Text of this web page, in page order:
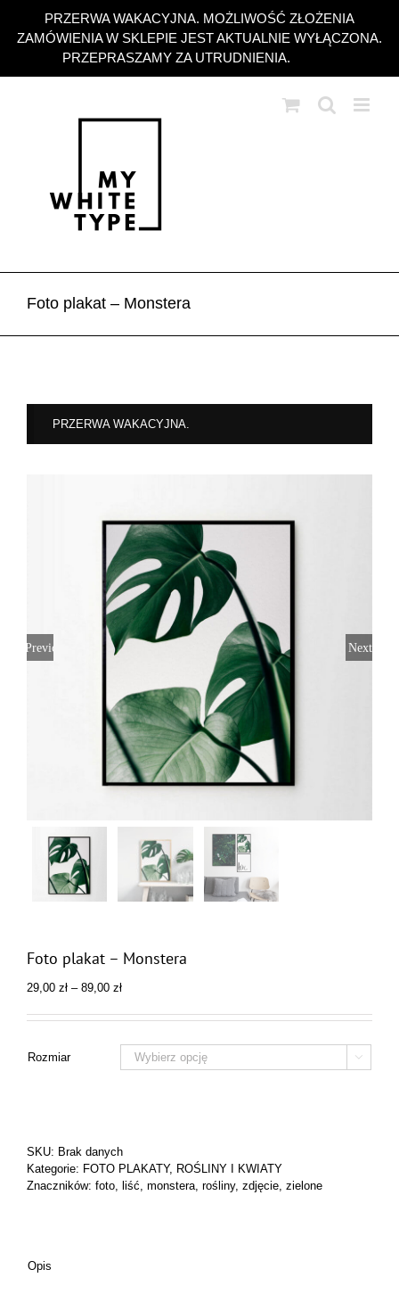
PRZERWA WAKACYJNA. MOŻLIWOŚĆ ZŁOŻENIA
ZAMÓWIENIA W SKLEPIE JEST AKTUALNIE WYŁĄCZONA.
PRZEPRASZAMY ZA UTRUDNIENIA.
zawartości
Foto plakat – Monstera
PRZERWA WAKACYJNA.
Previous Next
Foto plakat – Monstera
29,00 zł – 89,00 złZakres
od
89,00 zł
Rozmiar 
SKU: Brak danych
Kategorie: FOTO PLAKATY, ROŚLINY I KWIATY
Znaczników: foto, liść, monstera, rośliny, zdjęcie, zielone
Opis